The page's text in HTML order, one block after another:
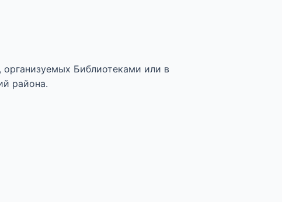
Библиотеками или в
района.